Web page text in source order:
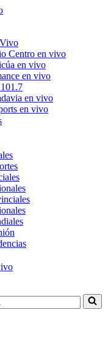
Centro en vivo
en vivo
en vivo
en vivo
en vivo